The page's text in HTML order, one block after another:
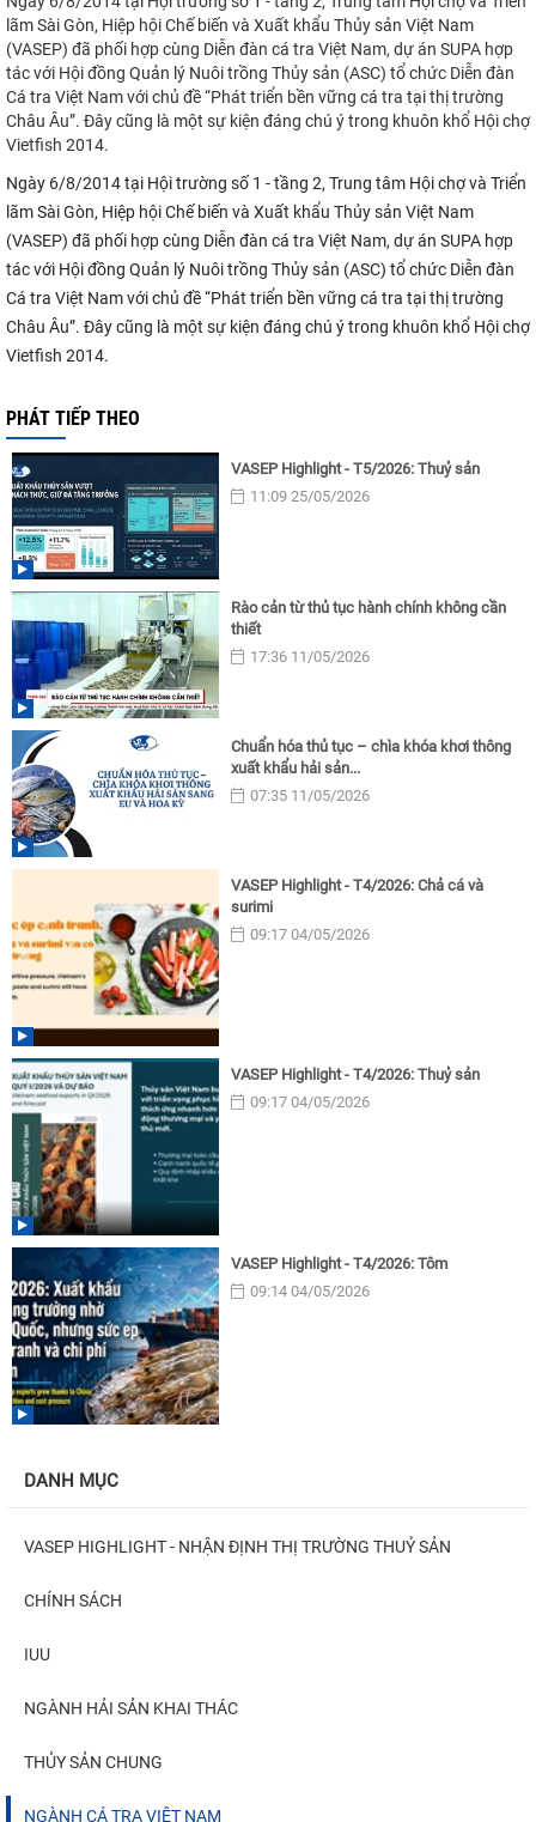
lãm Sài Gòn, Hiệp hội Chế biến và Xuất khẩu Thủy sản Việt Nam
(VASEP) đã phối hợp cùng Diễn đàn cá tra Việt Nam, dự án SUPA hợp
tác với Hội đồng Quản lý Nuôi trồng Thủy sản (ASC) tổ chức Diễn đàn
Cá tra Việt Nam với chủ đề “Phát triển bền vững cá tra tại thị trường
Châu Âu”. Đây cũng là một sự kiện đáng chú ý trong khuôn khổ Hội chợ
Vietfish 2014.
Ngày 6/8/2014 tại Hội trường số 1 - tầng 2, Trung tâm Hội chợ và Triển
lãm Sài Gòn, Hiệp hội Chế biến và Xuất khẩu Thủy sản Việt Nam
(VASEP) đã phối hợp cùng Diễn đàn cá tra Việt Nam, dự án SUPA hợp
tác với Hội đồng Quản lý Nuôi trồng Thủy sản (ASC) tổ chức Diễn đàn
Cá tra Việt Nam với chủ đề “Phát triển bền vững cá tra tại thị trường
Châu Âu”. Đây cũng là một sự kiện đáng chú ý trong khuôn khổ Hội chợ
Vietfish 2014.
PHÁT TIẾP THEO
VASEP Highlight - T5/2026: Thuỷ sản
11:09 25/05/2026
Rào cản từ thủ tục hành chính không cần
thiết
17:36 11/05/2026
Chuẩn hóa thủ tục – chìa khóa khơi thông
xuất khẩu hải sản...
07:35 11/05/2026
VASEP Highlight - T4/2026: Chả cá và
surimi
09:17 04/05/2026
VASEP Highlight - T4/2026: Thuỷ sản
09:17 04/05/2026
VASEP Highlight - T4/2026: Tôm
09:14 04/05/2026
DANH MỤC
VASEP HIGHLIGHT - NHẬN ĐỊNH THỊ TRƯỜNG THUỶ SẢN
CHÍNH SÁCH
IUU
NGÀNH HẢI SẢN KHAI THÁC
THỦY SẢN CHUNG
NGÀNH CÁ TRA VIỆT NAM